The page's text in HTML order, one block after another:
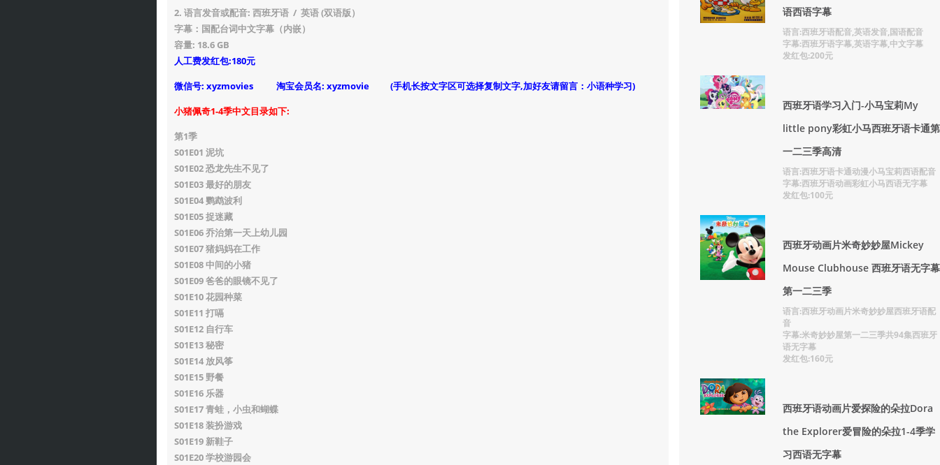
2. 语言发音或配音: 西班牙语 / 英语 (双语版）
字幕：国配台词中文字幕（内嵌）
容量: 18.6 GB
人工费发红包:180元
微信号: xyzmovies 淘宝会员名: xyzmovie (手机长按文字区可选择复制文字,加好友请留言：小语种学习)
小猪佩奇1-4季中文目录如下:
第1季
S01E01 泥坑
S01E02 恐龙先生不见了
S01E03 最好的朋友
S01E04 鹦鹉波利
S01E05 捉迷藏
S01E06 乔治第一天上幼儿园
S01E07 猪妈妈在工作
S01E08 中间的小猪
S01E09 爸爸的眼镜不见了
S01E10 花园种菜
S01E11 打嗝
S01E12 自行车
S01E13 秘密
S01E14 放风筝
S01E15 野餐
S01E16 乐器
S01E17 青蛙，小虫和蝴蝶
S01E18 装扮游戏
S01E19 新鞋子
S01E20 学校游园会
语西语字幕
语言:西班牙语配音,英语发音,国语配音
字幕:西班牙语字幕,英语字幕,中文字幕
发红包:200元
西班牙语学习入门-小马宝莉My
little pony彩虹小马西班牙语卡通第
一二三季高清
语言:西班牙语卡通动漫小马宝莉西语配音
字幕:西班牙语动画彩虹小马西语无字幕
发红包:100元
西班牙动画片米奇妙妙屋Mickey
Mouse Clubhouse 西班牙语无字幕
第一二三季
语言:西班牙动画片米奇妙妙屋西班牙语配
音
字幕:米奇妙妙屋第一二三季共94集西班牙
语无字幕
发红包:160元
西班牙语动画片爱探险的朵拉Dora
the Explorer爱冒险的朵拉1-4季学
习西语无字幕